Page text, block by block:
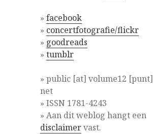
»facebook
» concertfotografie/flickr
» goodreads
»tumblr
» public [at] volume12 [punt]
net
» ISSN 1781-4243
» Aan dit weblog hangt een
disclaimervast.